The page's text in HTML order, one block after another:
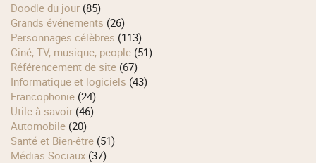
Doodle du jour (85)
Grands événements (26)
Personnages célèbres (113)
Ciné, TV, musique, people (51)
Référencement de site (67)
Informatique et logiciels (43)
Francophonie (24)
Utile à savoir (46)
Automobile (20)
Santé et Bien-être (51)
Médias Sociaux (37)